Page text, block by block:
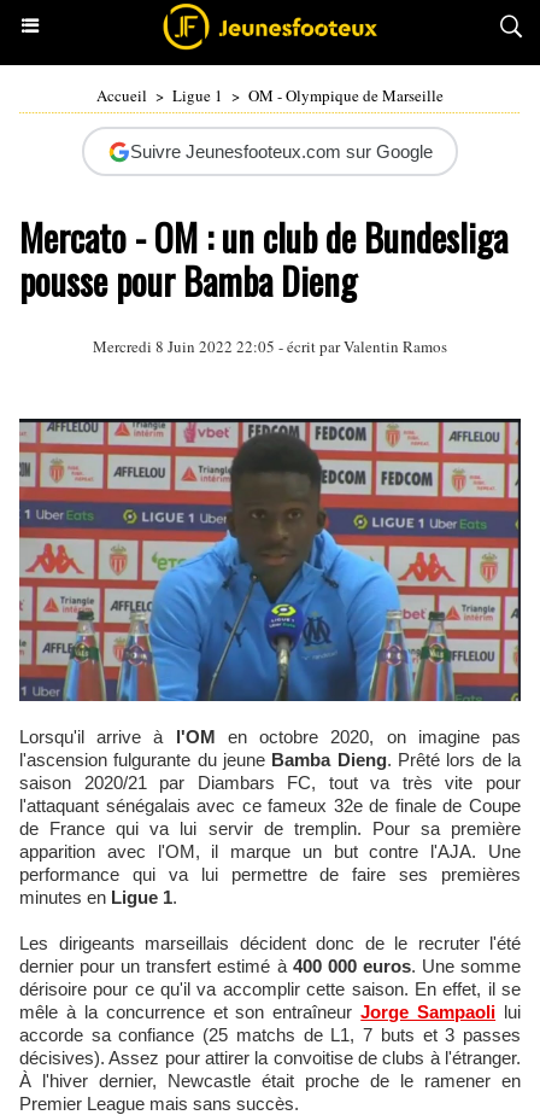
Accueil > Ligue 1 > OM - Olympique de Marseille
Suivre Jeunesfooteux.com sur Google
Mercato - OM : un club de Bundesliga
pousse pour Bamba Dieng
Mercredi 8 Juin 2022 22:05 - écrit parValentin Ramos
Lorsqu'il arrive à l'OM en octobre 2020, on imagine pas
l'ascension fulgurante du jeune Bamba Dieng. Prêté lors de la
saison 2020/21 par Diambars FC, tout va très vite pour
l'attaquant sénégalais avec ce fameux 32e de finale de Coupe
de France qui va lui servir de tremplin. Pour sa première
apparition avec l'OM, il marque un but contre l'AJA. Une
performance qui va lui permettre de faire ses premières
minutes en Ligue 1.
Les dirigeants marseillais décident donc de le recruter l'été
dernier pour un transfert estimé à 400 000 euros. Une somme
dérisoire pour ce qu'il va accomplir cette saison. En effet, il se
mêle à la concurrence et son entraîneurJorge Sampaoli lui
accorde sa confiance (25 matchs de L1, 7 buts et 3 passes
décisives). Assez pour attirer la convoitise de clubs à l'étranger.
À l'hiver dernier, Newcastle était proche de le ramener en
Premier League mais sans succès.